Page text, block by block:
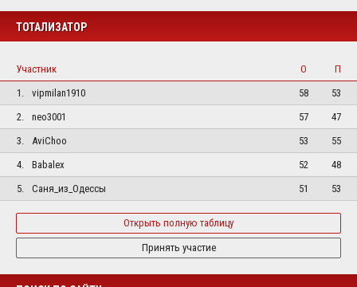
ТОТАЛИЗАТОР
Участник О
П
1.
vipmilan1910 58
53
2.
neo3001 57
47
3.
AviChoo 53
55
4.
Babalex 52
48
5.
Саня_из_Одессы 51 53
Открыть полную таблицу
Принять участие